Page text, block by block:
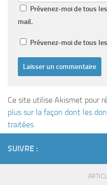
Prévenez-moi de tous
mail.
Prévenez-moi de tous
Ce site utilise Akismet pour
plus sur la façon dont les
traitées.
SUIVRE :